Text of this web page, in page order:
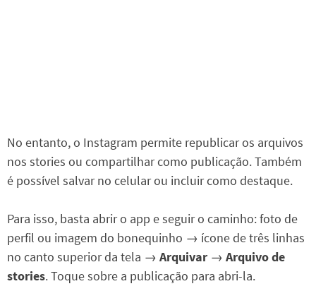
No entanto, o Instagram permite republicar os arquivos
nos stories ou compartilhar como publicação. Também
é possível salvar no celular ou incluir como destaque.
Para isso, basta abrir o app e seguir o caminho: foto de
perfil ou imagem do bonequinho → ícone de três linhas
no canto superior da tela → Arquivar → Arquivo de
stories. Toque sobre a publicação para abri-la.